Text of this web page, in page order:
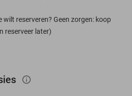
wilt reserveren? Geen zorgen: koop
reserveer later)
info_outlined